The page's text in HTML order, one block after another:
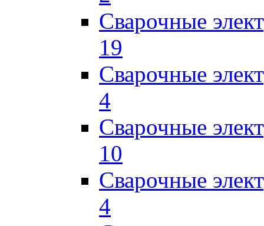
Сварочные
19
Сварочные
4
Сварочные
10
Сварочные
4